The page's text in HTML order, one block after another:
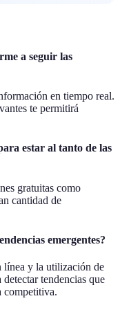
a seguir las
en tiempo real.
te permitirá
estar al tanto de las
gratuitas como
cantidad de
emergentes?
línea y la utilización de
tendencias que
competitiva.